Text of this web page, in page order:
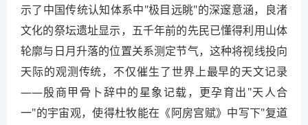
示了中国传统认知体系中"极目远眺"的深邃意涵，良渚
文化的祭坛遗址显示，五千年前的先民已懂得利用山体
轮廓与日月升落的位置关系测定节气，这种将视线投向
天际的观测传统，不仅催生了世界上最早的天文记录
——殷商甲骨卜辞中的星象记载，更孕育出"天人合
一"的宇宙观，使得杜牧能在《阿房宫赋》中写下"复道